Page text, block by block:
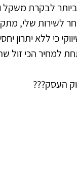
לבקרת משקל
לשירות שלי,
כי ללא יתרון
למחיר הכי זול
העסק???